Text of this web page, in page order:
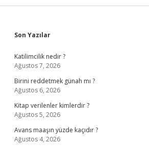
Sidebar
Son Yazılar
Katilimcilik nedir ?
Ağustos 7, 2026
Birini reddetmek günah mı ?
Ağustos 6, 2026
Kitap verilenler kimlerdir ?
Ağustos 5, 2026
Avans maaşın yüzde kaçıdır ?
Ağustos 4, 2026